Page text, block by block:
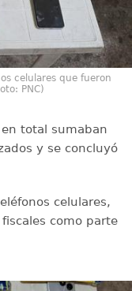
celulares que fueron
PNC)
total sumaban
y se concluyó
celulares,
como parte